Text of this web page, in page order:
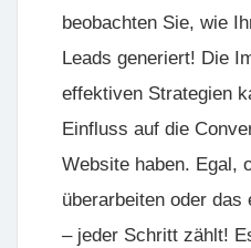
beobachten Sie, wie
Leads generiert! Die
effektiven Strategien
Einfluss auf die
Website haben. Egal,
überarbeiten oder
– jeder Schritt zählt!